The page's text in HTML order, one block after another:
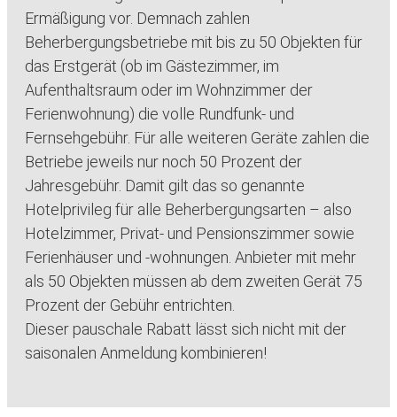
Ermäßigung vor. Demnach zahlen
Beherbergungsbetriebe mit bis zu 50 Objekten für
das Erstgerät (ob im Gästezimmer, im
Aufenthaltsraum oder im Wohnzimmer der
Ferienwohnung) die volle Rundfunk- und
Fernsehgebühr. Für alle weiteren Geräte zahlen die
Betriebe jeweils nur noch 50 Prozent der
Jahresgebühr. Damit gilt das so genannte
Hotelprivileg für alle Beherbergungsarten – also
Hotelzimmer, Privat- und Pensionszimmer sowie
Ferienhäuser und -wohnungen. Anbieter mit mehr
als 50 Objekten müssen ab dem zweiten Gerät 75
Prozent der Gebühr entrichten.
Dieser pauschale Rabatt lässt sich nicht mit der
saisonalen Anmeldung kombinieren!